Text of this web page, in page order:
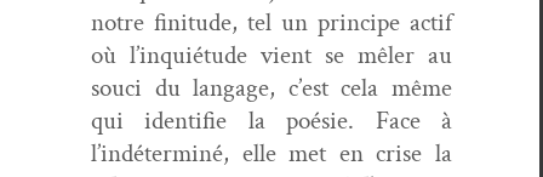
notre fini­tude, tel un principe act­if
où l’inquiétude vient se mêler au
souci du lan­gage, c’est cela même
qui iden­ti­fie la poésie. Face à
l’indéterminé, elle met en crise la